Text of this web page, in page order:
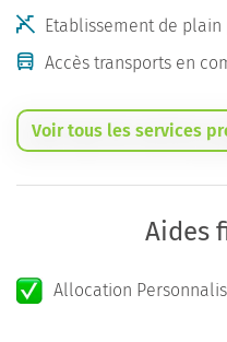
Etablissement de plain
Accès transports en
Voir tous les services
Aides
Allocation